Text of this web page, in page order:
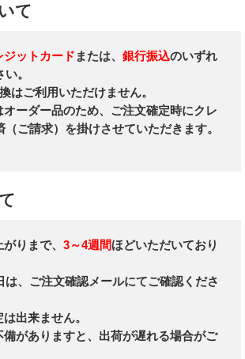
て
ジットカード または、 銀行振込のいずれ
。
はご利用いただけません。
ーダー品のため、ご注文確定時にクレ
ご請求）を掛けさせていただきます。
りまで、 3～4週間ほどいただいており
は、ご注文確認メールにてご確認くださ
出来ません。
備がありますと、出荷が遅れる場合がご